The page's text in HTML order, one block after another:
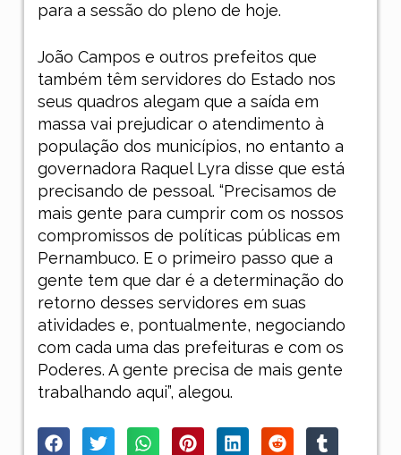
para a sessão do pleno de hoje.
João Campos e outros prefeitos que
também têm servidores do Estado nos
seus quadros alegam que a saída em
massa vai prejudicar o atendimento à
população dos municípios, no entanto a
governadora Raquel Lyra disse que está
precisando de pessoal. “Precisamos de
mais gente para cumprir com os nossos
compromissos de políticas públicas em
Pernambuco. E o primeiro passo que a
gente tem que dar é a determinação do
retorno desses servidores em suas
atividades e, pontualmente, negociando
com cada uma das prefeituras e com os
Poderes. A gente precisa de mais gente
trabalhando aqui”, alegou.